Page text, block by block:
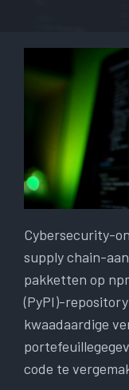
Cybersecurity-
supply chain-
pakketten op
(PyPI)-
kwaadaardige
code te